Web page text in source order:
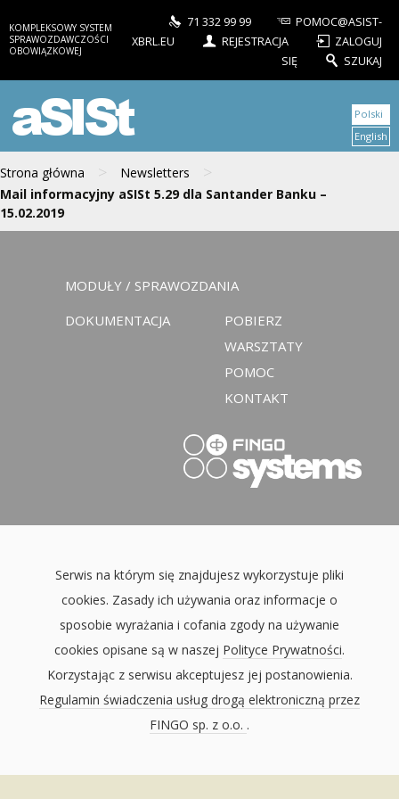
KOMPLEKSOWY SYSTEM
SPRAWOZDAWCZOŚCI
OBOWIĄZKOWEJ
71 332 99 99
POMOC@ASIST-
XBRL.EU
REJESTRACJA
ZALOGUJ
SIĘ
SZUKAJ
aSISt
Strona główna > Newsletters >
Mail informacyjny aSISt 5.29 dla Santander Banku –
15.02.2019
Polski
English
MODUŁY / SPRAWOZDANIA
DOKUMENTACJA
POBIERZ
WARSZTATY
POMOC
KONTAKT
Serwis na którym się znajdujesz wykorzystuje pliki
cookies. Zasady ich używania oraz informacje o
sposobie wyrażania i cofania zgody na używanie
cookies opisane są w naszej Polityce Prywatności.
Korzystając z serwisu akceptujesz jej postanowienia.
Regulamin świadczenia usług drogą elektroniczną przez
FINGO sp. z o.o. .